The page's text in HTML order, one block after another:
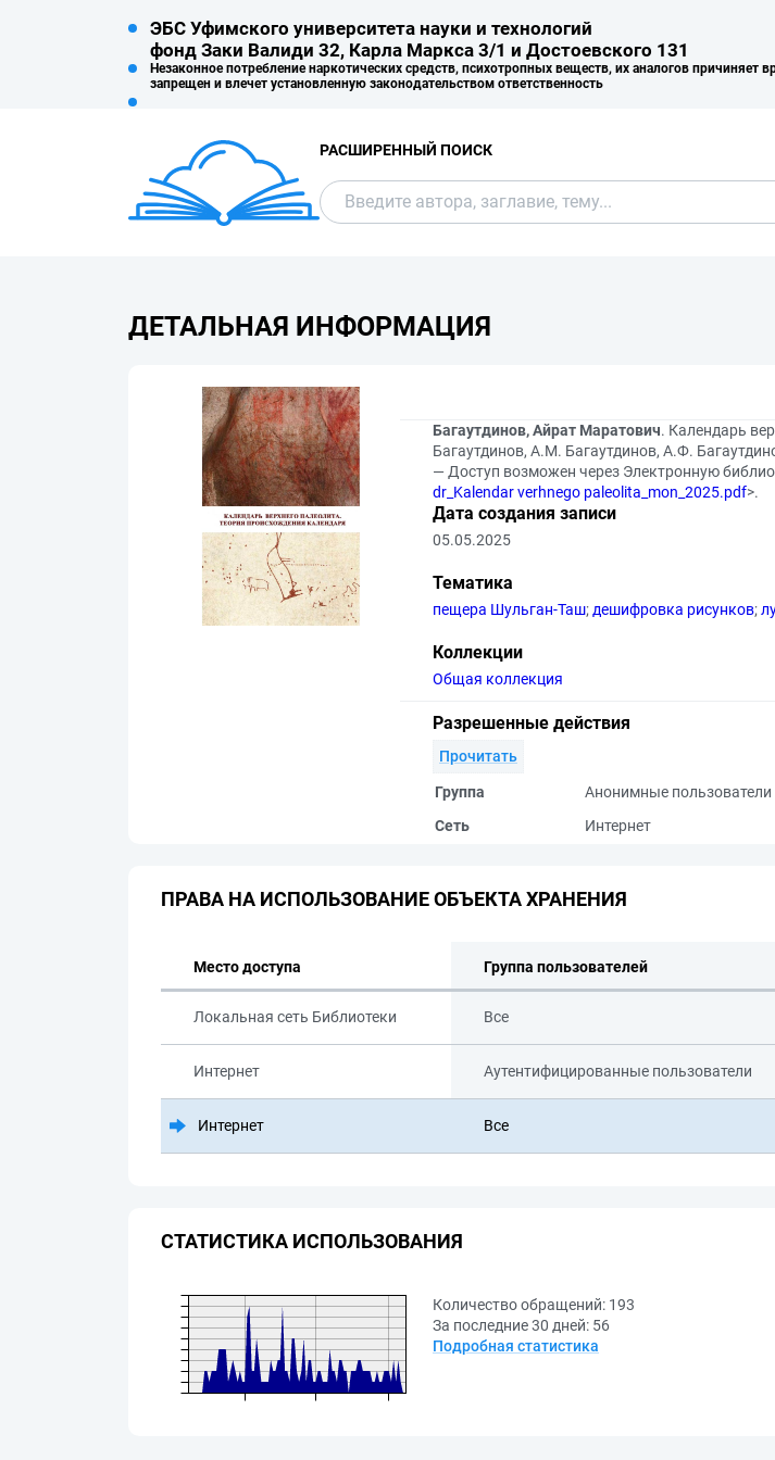
ЭБС Уфимского университета науки и технологий
фонд Заки Валиди 32, Карла Маркса 3/1 и Достоевского 131
Незаконное потребление наркотических средств, психотропных веществ, их аналогов причиняет
запрещен и влечет установленную законодательством ответственность
РАСШИРЕННЫЙ ПОИСК
ДЕТАЛЬНАЯ ИНФОРМАЦИЯ
Багаутдинов, Айрат Маратович. Календарь
Багаутдинов, А.М. Багаутдинов, А.Ф.
— Доступ возможен через Электронную
dr_Kalendar verhnego paleolita_mon_2025.pdf>.
Дата создания записи
05.05.2025
Тематика
пещера Шульган-Таш; дешифровка рисунков;
Коллекции
Общая коллекция
Разрешенные действия
Прочитать
Группа
Анонимные пользователи
Сеть
Интернет
ПРАВА НА ИСПОЛЬЗОВАНИЕ ОБЪЕКТА ХРАНЕНИЯ
Место доступа Группа пользователей
Локальная сеть Библиотеки Все
Интернет Аутентифицированные пользователи
Интернет Все
СТАТИСТИКА ИСПОЛЬЗОВАНИЯ
Количество обращений: 193
За последние 30 дней: 56
Подробная статистика